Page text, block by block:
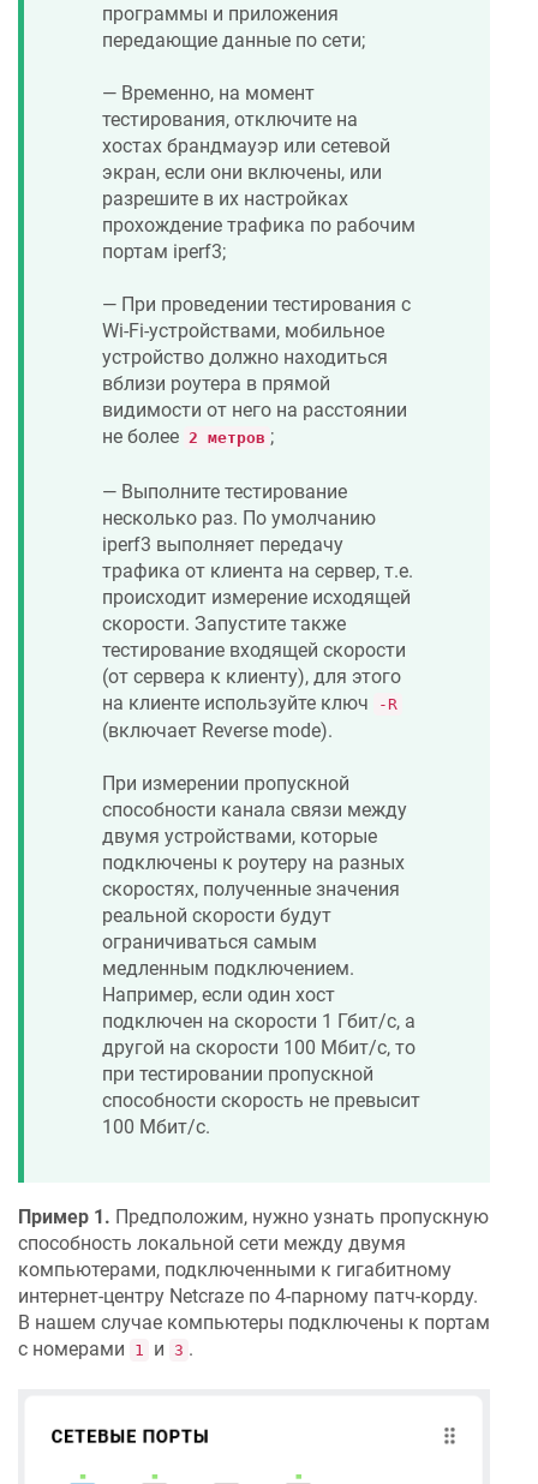
программы и приложения
передающие данные по сети;
— Временно, на момент
тестирования, отключите на
хостах брандмауэр или сетевой
экран, если они включены, или
разрешите в их настройках
прохождение трафика по рабочим
портам iperf3;
— При проведении тестирования с
Wi-Fi-устройствами, мобильное
устройство должно находиться
вблизи роутера в прямой
видимости от него на расстоянии
не более 2 метров ;
— Выполните тестирование
несколько раз. По умолчанию
iperf3 выполняет передачу
трафика от клиента на сервер, т.е.
происходит измерение исходящей
скорости. Запустите также
тестирование входящей скорости
(от сервера к клиенту), для этого
на клиенте используйте ключ
-R
(включает Reverse mode).
При измерении пропускной
способности канала связи между
двумя устройствами, которые
подключены к роутеру на разных
скоростях, полученные значения
реальной скорости будут
ограничиваться самым
медленным подключением.
Например, если один хост
подключен на скорости 1 Гбит/с, а
другой на скорости 100 Мбит/с, то
при тестировании пропускной
способности скорость не превысит
100 Мбит/с.
Пример 1. Предположим, нужно узнать пропускную
способность локальной сети между двумя
компьютерами, подключенными к гигабитному
интернет-центру Netcraze по 4-парному патч-корду.
В нашем случае компьютеры подключены к портам
с номерами
1 и 3 .